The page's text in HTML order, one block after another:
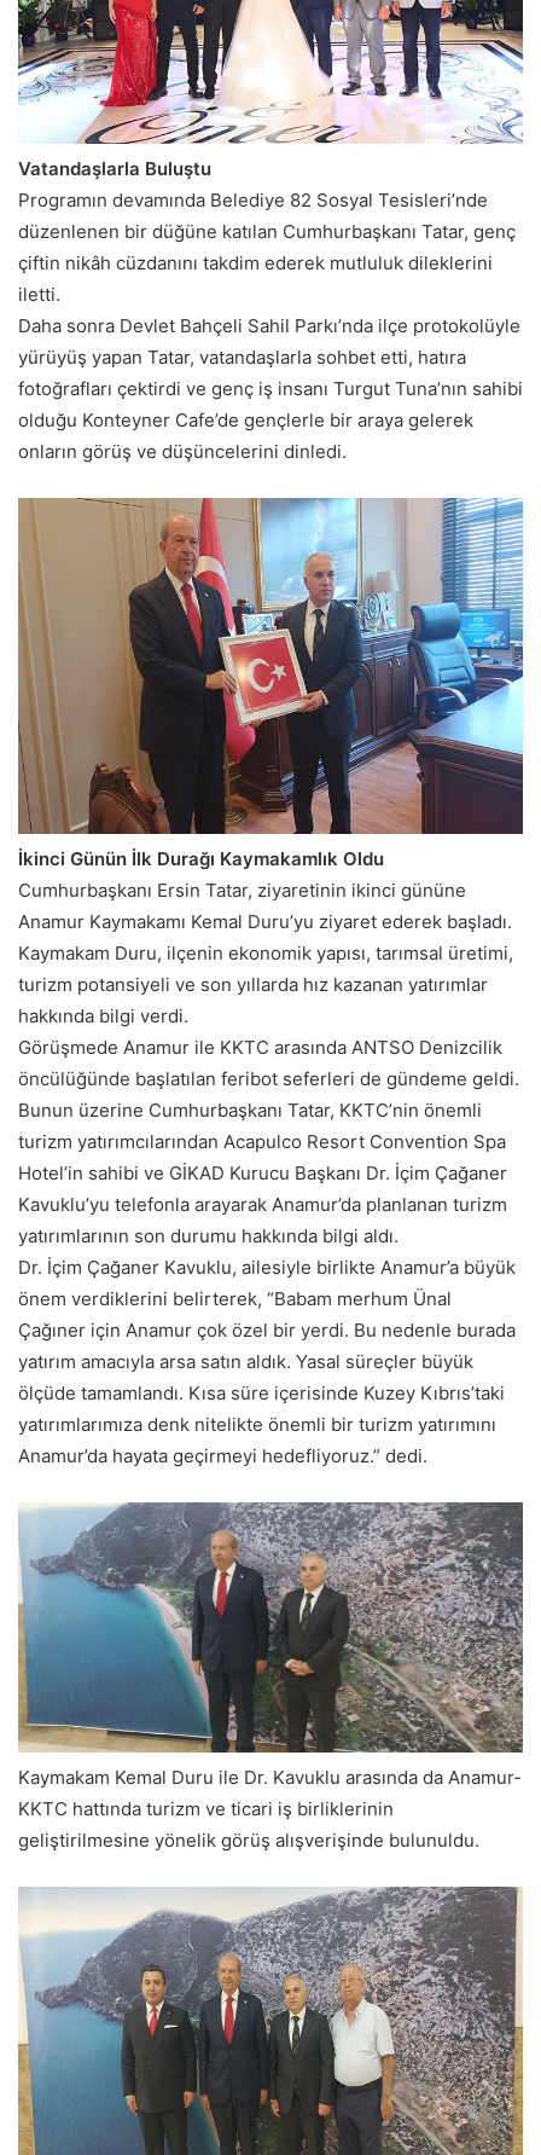
Vatandaşlarla Buluştu
Programın devamında Belediye 82 Sosyal Tesisleri’nde
düzenlenen bir düğüne katılan Cumhurbaşkanı Tatar, genç
çiftin nikâh cüzdanını takdim ederek mutluluk dileklerini
iletti.
Daha sonra Devlet Bahçeli Sahil Parkı’nda ilçe protokolüyle
yürüyüş yapan Tatar, vatandaşlarla sohbet etti, hatıra
fotoğrafları çektirdi ve genç iş insanı Turgut Tuna’nın sahibi
olduğu Konteyner Cafe’de gençlerle bir araya gelerek
onların görüş ve düşüncelerini dinledi.
İkinci Günün İlk Durağı Kaymakamlık Oldu
Cumhurbaşkanı Ersin Tatar, ziyaretinin ikinci gününe
Anamur Kaymakamı Kemal Duru’yu ziyaret ederek başladı.
Kaymakam Duru, ilçenin ekonomik yapısı, tarımsal üretimi,
turizm potansiyeli ve son yıllarda hız kazanan yatırımlar
hakkında bilgi verdi.
Görüşmede Anamur ile KKTC arasında ANTSO Denizcilik
öncülüğünde başlatılan feribot seferleri de gündeme geldi.
Bunun üzerine Cumhurbaşkanı Tatar, KKTC’nin önemli
turizm yatırımcılarından Acapulco Resort Convention Spa
Hotel’in sahibi ve GİKAD Kurucu Başkanı Dr. İçim Çağaner
Kavuklu’yu telefonla arayarak Anamur’da planlanan turizm
yatırımlarının son durumu hakkında bilgi aldı.
Dr. İçim Çağaner Kavuklu, ailesiyle birlikte Anamur’a büyük
önem verdiklerini belirterek, “Babam merhum Ünal
Çağıner için Anamur çok özel bir yerdi. Bu nedenle burada
yatırım amacıyla arsa satın aldık. Yasal süreçler büyük
ölçüde tamamlandı. Kısa süre içerisinde Kuzey Kıbrıs’taki
yatırımlarımıza denk nitelikte önemli bir turizm yatırımını
Anamur’da hayata geçirmeyi hedefliyoruz.” dedi.
Kaymakam Kemal Duru ile Dr. Kavuklu arasında da Anamur-
KKTC hattında turizm ve ticari iş birliklerinin
geliştirilmesine yönelik görüş alışverişinde bulunuldu.